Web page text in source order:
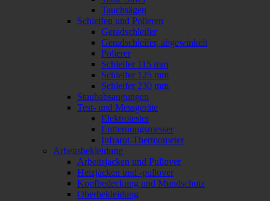
Tauchsägen
Schleifen und Polieren
Geradschleifer
Geradschleifer, abgewinkelt
Polierer
Schleifer 115 mm
Schleifer 125 mm
Schleifer 230 mm
Staubabsaugungen
Test- und Messgeräte
Elektrotester
Entfernungsmesser
Infrarot-Thermometer
Arbeitsbekleidung
Arbeitsjacken und Pullover
Heizjacken und -pullover
Kopfbedeckung und Mundschutz
Oberbekleidung